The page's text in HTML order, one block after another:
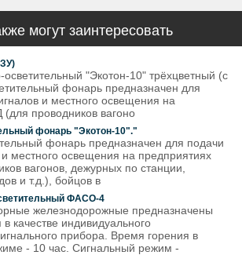
могут заинтересовать
"Экотон-10" трёхцветный (с
фонарь предназначен для
и местного освещения на
проводников вагоно
фонарь "Экотон-10"."
фонарь предназначен для подачи
и местного освещения на предприятиях
вагонов, дежурных по станции,
и т.д.), бойцов в
ФАСО-4
железнодорожные предназначены
качестве индивидуального
прибора. Время горения в
- 10 час. Сигнальный режим -